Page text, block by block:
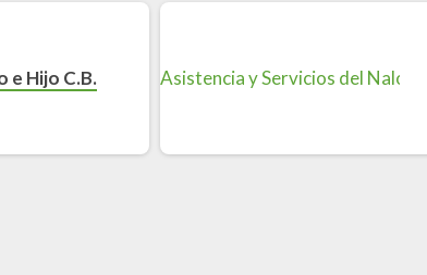
e Hijo C.B.